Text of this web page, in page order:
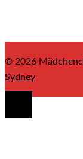
© 2026
Sydney